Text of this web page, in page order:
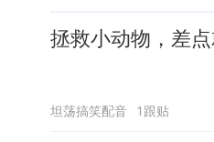
拯救小动物，差点
坦荡搞笑配音 1跟贴